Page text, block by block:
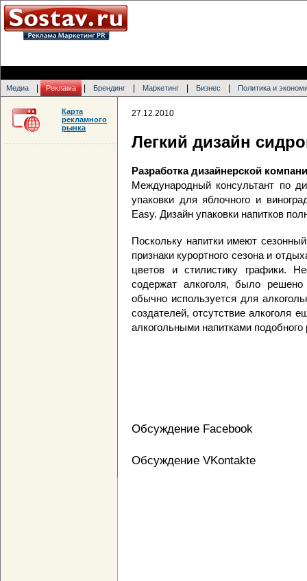
Медиа Реклама Брендинг Маркетинг Бизнес Политика и
27.12.2010
Легкий дизайн
Разработка дизайнерской
Международный консультант по
упаковки для яблочного и
Easy. Дизайн упаковки напитков
Поскольку напитки имеют
признаки курортного сезона и
цветов и стилистику графики.
содержат алкоголя, было решено
обычно используется для
создателей, отсутствие алкоголя
алкогольными напитками подобного
Обсуждение Facebook
Обсуждение VKontakte
Карта
рекламного
рынка